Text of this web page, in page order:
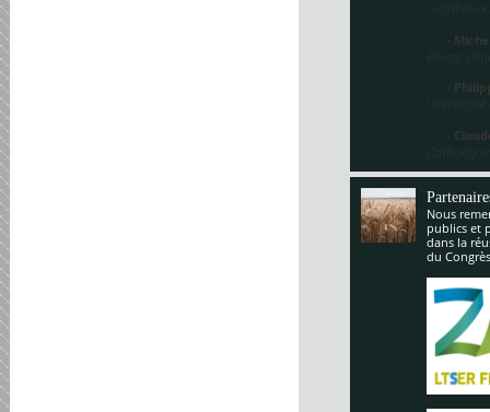
-
Reims
-
-
Nous
publics et
dans la
du